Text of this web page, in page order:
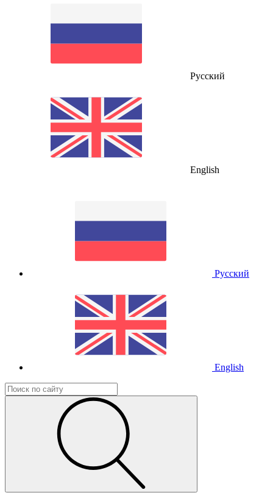
Русский
English
Русский
English